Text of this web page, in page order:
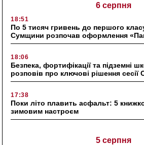
6 серпня
18:51
По 5 тисяч гривень до першого
Сумщини розпочав оформлення
18:06
Безпека, фортифікації та підземні
розповів про ключові рішення
17:38
Поки літо плавить асфальт: 5
зимовим настроєм
5 серпня